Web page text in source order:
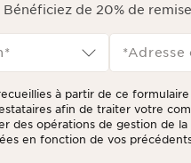
Bénéficiez de 20% de
*Adresse
à partir de ce
afin de traiter votre
des opérations de gestion de
en fonction de vos
de respect de la vie privée.